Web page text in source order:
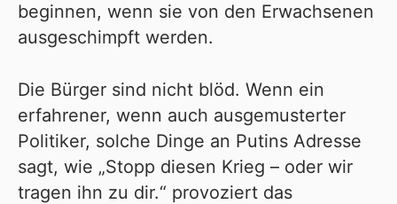
beginnen, wenn sie von den Erwachsenen
ausgeschimpft werden.
Die Bürger sind nicht blöd. Wenn ein
erfahrener, wenn auch ausgemusterter
Politiker, solche Dinge an Putins Adresse
sagt, wie „Stopp diesen Krieg – oder wir
tragen ihn zu dir.“ provoziert das